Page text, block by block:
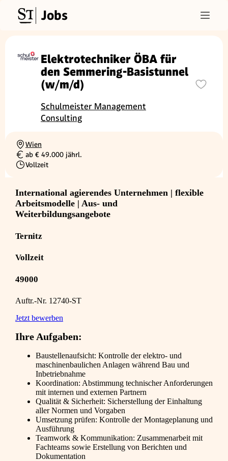
Jobs
Elektrotechniker ÖBA für
den Semmering-Basistunnel
(w/m/d)
Schulmeister Management
Consulting
Ortschaft
Wien
Gehalt
ab € 49.000 jährl.
Beschäftigungsart
Vollzeit
International agierendes Unternehmen | flexible
Arbeitsmodelle | Aus- und
Weiterbildungsangebote
Ternitz
Vollzeit
49000
Auftr.-Nr. 12740-ST
Jetzt bewerben
Ihre Aufgaben:
Baustellenaufsicht: Kontrolle der elektro- und
maschinenbaulichen Anlagen während Bau und
Inbetriebnahme
Koordination: Abstimmung technischer Anforderungen
mit internen und externen Partnern
Qualität & Sicherheit: Sicherstellung der Einhaltung
aller Normen und Vorgaben
Umsetzung prüfen: Kontrolle der Montageplanung und
Ausführung
Teamwork & Kommunikation: Zusammenarbeit mit
Fachteams sowie Erstellung von Berichten und
Dokumentation